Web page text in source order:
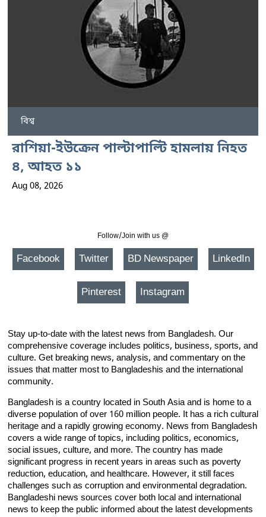
বিশ্ব
রাশিয়া-ইউক্রেন পাল্টাপাল্টি হামলায় নিহত
৪, আহত ১১
Aug 08, 2026
Follow/Join with us @
Facebook Twitter BD Newspaper LinkedIn
Pinterest Instagram
Stay up-to-date with the latest news from Bangladesh. Our
comprehensive coverage includes politics, business, sports, and
culture. Get breaking news, analysis, and commentary on the
issues that matter most to Bangladeshis and the international
community.
Bangladesh is a country located in South Asia and is home to a
diverse population of over 160 million people. It has a rich cultural
heritage and a rapidly growing economy. News from Bangladesh
covers a wide range of topics, including politics, economics,
social issues, culture, and more. The country has made
significant progress in recent years in areas such as poverty
reduction, education, and healthcare. However, it still faces
challenges such as corruption and environmental degradation.
Bangladeshi news sources cover both local and international
news to keep the public informed about the latest developments